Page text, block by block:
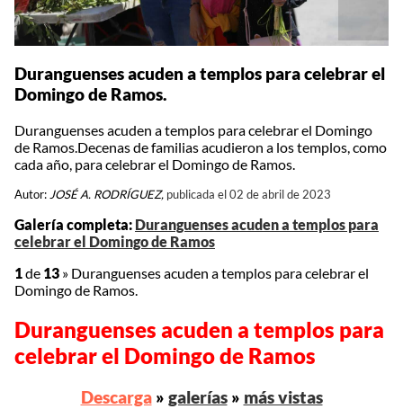
Duranguenses acuden a templos para celebrar el
Domingo de Ramos.
Duranguenses acuden a templos para celebrar el Domingo
de Ramos.Decenas de familias acudieron a los templos, como
cada año, para celebrar el Domingo de Ramos.
Autor:JOSÉ A. RODRÍGUEZ, publicada el 02 de abril de 2023
Galería completa: Duranguenses acuden a templos para
celebrar el Domingo de Ramos
1de 13 » Duranguenses acuden a templos para celebrar el
Domingo de Ramos.
Duranguenses acuden a templos para
celebrar el Domingo de Ramos
Descarga» galerías» más vistas